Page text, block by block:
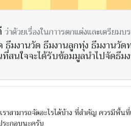
ว่าด้วยเรื่องในกาารตกแต่งและเตรียมบ
ธีมงานวัด ธีมงานลูกทุ่ง ธีมงานวั
ที่สนใจจะได้รับข้อมมูลนำไปจัด
าสามารถจัดอะไรได้บ้าง ที่สำคัญ ควรมีพื้
ะกอบนะครับ